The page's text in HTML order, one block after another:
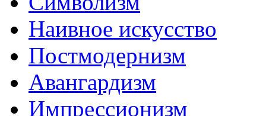
Наивное искусство
Постмодернизм
Авангардизм
Импрессионизм